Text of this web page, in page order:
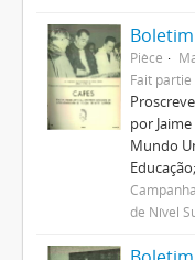
Pièce
Fait partie
por
Mundo
de Nível